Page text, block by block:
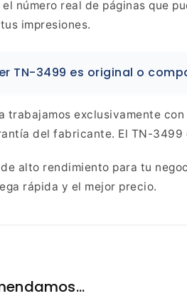
número real de páginas que
impresiones.
TN-3499 es original o
trabajamos exclusivamente
del fabricante. El TN-3499
alto rendimiento para tu
rápida y el mejor precio.